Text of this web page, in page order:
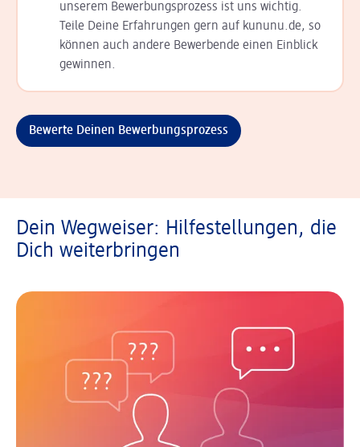
unserem Bewerbungsprozess ist uns wichtig.
Teile Deine Erfahrungen gern auf kununu.de, so
können auch andere Bewerbende einen Einblick
gewinnen.
Bewerte Deinen Bewerbungsprozess
Dein Wegweiser: Hilfestellungen, die
Dich weiterbringen